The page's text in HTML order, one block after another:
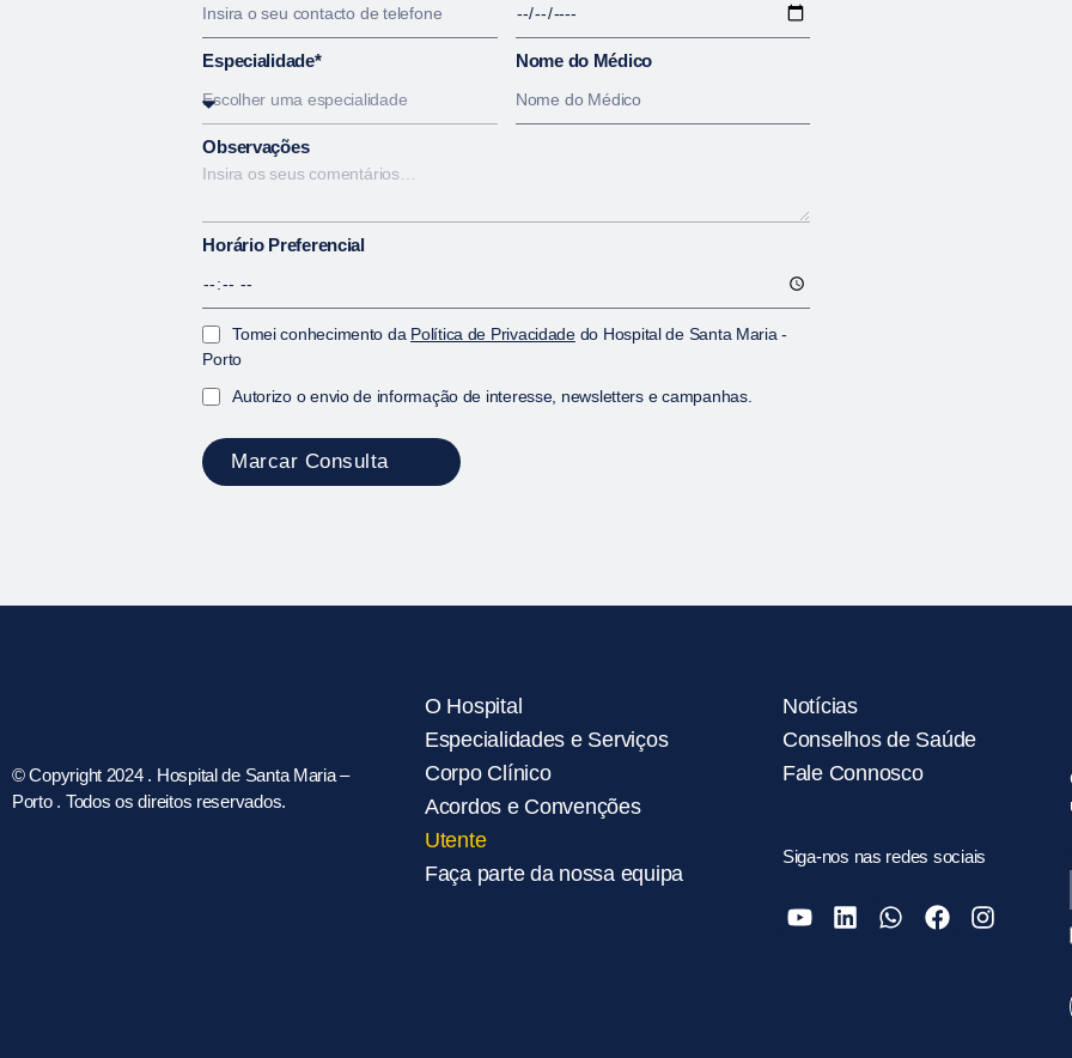
Especialidade* Nome do Médico
Observações
Horário Preferencial
Tomei conhecimento da Política de Privacidadedo Hospital de Santa Maria -
Porto
Autorizo o envio de informação de interesse, newsletters e campanhas.
Marcar Consulta
© Copyright 2024 . Hospital de Santa Maria –
Porto . Todos os direitos reservados.
O Hospital
Especialidades e Serviços
Corpo Clínico
Acordos e Convenções
Utente
Faça parte da nossa equipa
Notícias
Conselhos de Saúde
Fale Connosco
Siga-nos nas redes sociais